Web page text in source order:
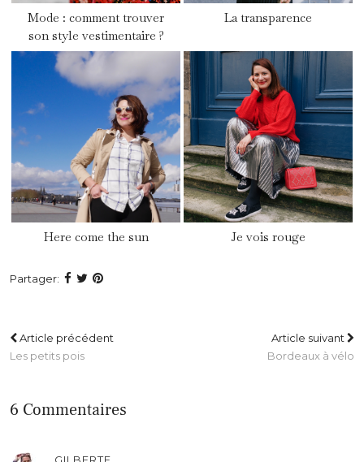
Mode : comment trouver
son style vestimentaire ?
La transparence
Here come the sun Je vois rouge
Partager:
Article précédent
Les petits pois
Article suivant
Bordeaux à vélo
6 Commentaires
GILBERTE